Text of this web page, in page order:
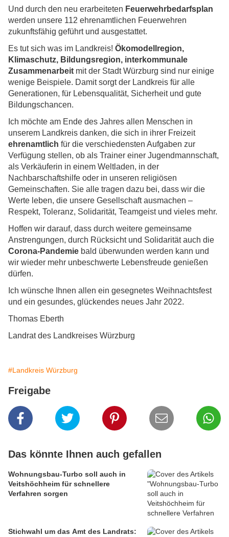
Und durch den neu erarbeiteten Feuerwehrbedarfsplan
werden unsere 112 ehrenamtlichen Feuerwehren
zukunftsfähig geführt und ausgestattet.
Es tut sich was im Landkreis! Ökomodellregion,
Klimaschutz, Bildungsregion, interkommunale
Zusammenarbeit mit der Stadt Würzburg sind nur einige
wenige Beispiele. Damit sorgt der Landkreis für alle
Generationen, für Lebensqualität, Sicherheit und gute
Bildungschancen.
Ich möchte am Ende des Jahres allen Menschen in
unserem Landkreis danken, die sich in ihrer Freizeit
ehrenamtlich für die verschiedensten Aufgaben zur
Verfügung stellen, ob als Trainer einer Jugendmannschaft,
als Verkäuferin in einem Weltladen, in der
Nachbarschaftshilfe oder in unseren religiösen
Gemeinschaften. Sie alle tragen dazu bei, dass wir die
Werte leben, die unsere Gesellschaft ausmachen –
Respekt, Toleranz, Solidarität, Teamgeist und vieles mehr.
Hoffen wir darauf, dass durch weitere gemeinsame
Anstrengungen, durch Rücksicht und Solidarität auch die
Corona-Pandemie bald überwunden werden kann und
wir wieder mehr unbeschwerte Lebensfreude genießen
dürfen.
Ich wünsche Ihnen allen ein gesegnetes Weihnachtsfest
und ein gesundes, glückendes neues Jahr 2022.
Thomas Eberth
Landrat des Landkreises Würzburg
#Landkreis Würzburg
Freigabe
Das könnte Ihnen auch gefallen
Wohnungsbau-Turbo soll auch in
Veitshöchheim für schnellere
Verfahren sorgen
Stichwahl um das Amt des Landrats: